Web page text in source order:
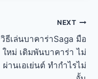
NEXT
วิธีเล่นบาคาร่าSaga มือ
ใหม่ เดิมพันบาคาร่า ไม่
ผ่านเอเย่นต์ ทำกำไรไม่